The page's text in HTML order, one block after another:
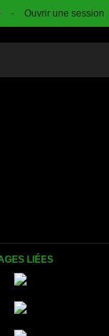
- Ouvrir une session
LIÉES